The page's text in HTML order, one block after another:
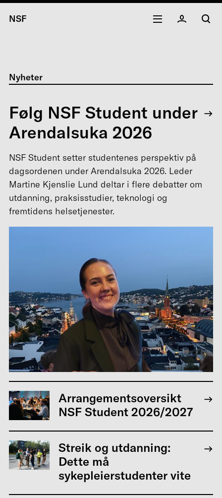
NSF
Nyheter
Følg NSF Student under
Arendalsuka 2026
NSF Student setter studentenes perspektiv på
dagsordenen under Arendalsuka 2026. Leder
Martine Kjenslie Lund deltar i flere debatter om
utdanning, praksisstudier, teknologi og
fremtidens helsetjenester.
Arrangementsoversikt
NSF Student 2026/2027
Streik og utdanning:
Dette må
sykepleierstudenter vite